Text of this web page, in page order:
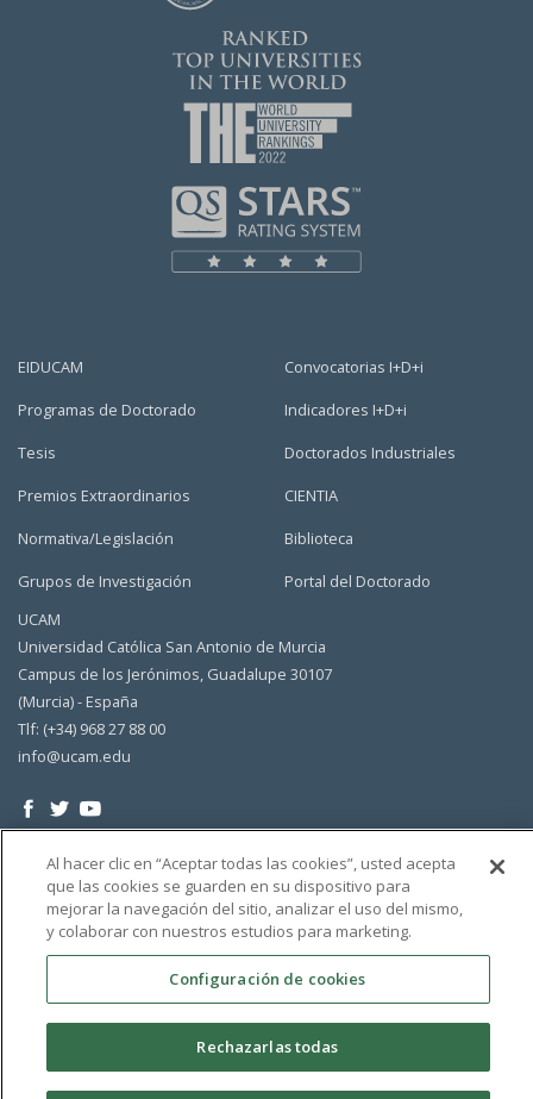
EIDUCAM
Programas de Doctorado
Tesis
Premios Extraordinarios
Normativa/Legislación
Grupos de Investigación
Convocatorias I+D+i
Indicadores I+D+i
Doctorados Industriales
CIENTIA
Biblioteca
Portal del Doctorado
UCAM
Universidad Católica San Antonio de Murcia
Campus de los Jerónimos, Guadalupe 30107
(Murcia) - España
Tlf: (+34) 968 27 88 00
info@ucam.edu
Al hacer clic en “Aceptar todas las cookies”, usted acepta
que las cookies se guarden en su dispositivo para
mejorar la navegación del sitio, analizar el uso del mismo,
y colaborar con nuestros estudios para marketing.
Configuración de cookies
Rechazarlas todas